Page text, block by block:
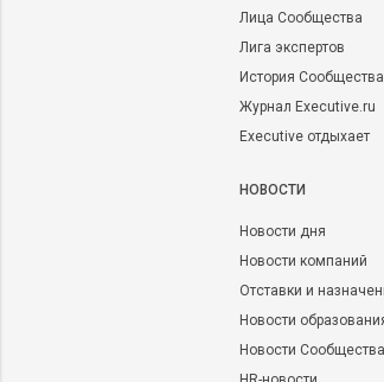
Лица Сообщества
Лига экспертов
История Сообщества
Журнал Executive.ru
Executive отдыхает
НОВОСТИ
Новости дня
Новости компаний
Отставки и
Новости
Новости Сообщества